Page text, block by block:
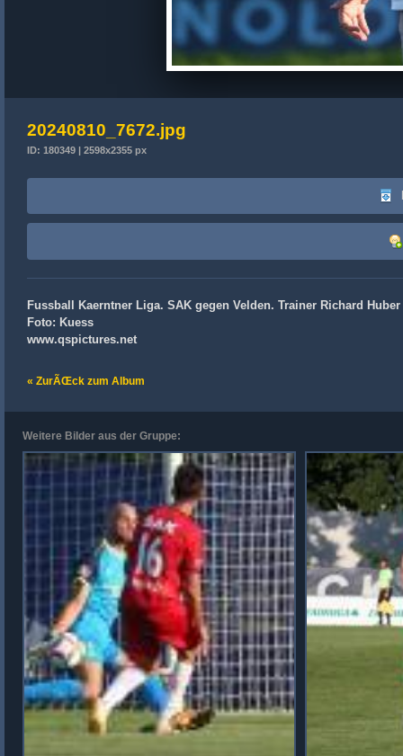
20240810_7672.jpg
ID: 180349 | 2598x2355 px
Fussball Kaerntner Liga. SAK gegen Velden. Trainer Richard
Foto: Kuess
www.qspictures.net
« ZurÃŒck zum Album
Weitere Bilder aus der Gruppe: